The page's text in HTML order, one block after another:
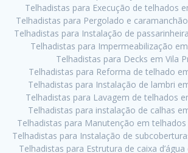
Telhadistas para Execução de telhados
Telhadistas para Pergolado e
Telhadistas para Instalação de
Telhadistas para Impermeabilização
Telhadistas para Decks em Vila
Telhadistas para Reforma de telhado
Telhadistas para Instalação de lambri
Telhadistas para Lavagem de telhados
Telhadistas para instalação de calhas
Telhadistas para Manutenção em
Telhadistas para Instalação de
Telhadistas para Estrutura de caixa